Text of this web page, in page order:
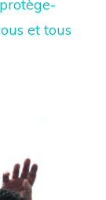
et tous